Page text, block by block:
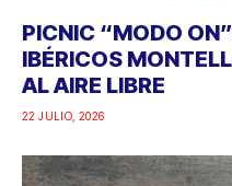
PICNIC “MODO
IBÉRICOS
AL AIRE LIBRE
22 JULIO, 2026